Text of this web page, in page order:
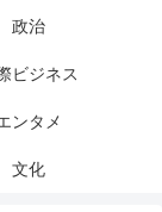
政治
ビジネス
ンタメ
文化